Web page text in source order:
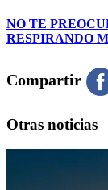
NO TE
RESPIRANDO
Compartir
Otras noticias